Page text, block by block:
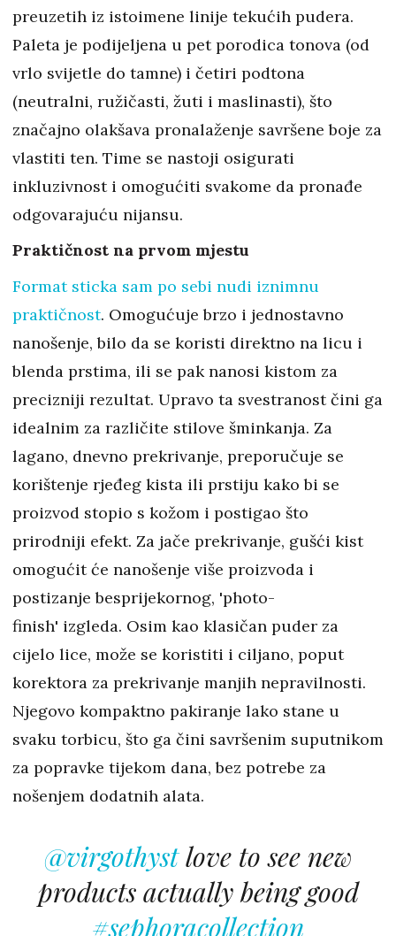
preuzetih iz istoimene linije tekućih pudera.
Paleta je podijeljena u pet porodica tonova (od
vrlo svijetle do tamne) i četiri podtona
(neutralni, ružičasti, žuti i maslinasti), što
značajno olakšava pronalaženje savršene boje za
vlastiti ten. Time se nastoji osigurati
inkluzivnost i omogućiti svakome da pronađe
odgovarajuću nijansu.
Praktičnost na prvom mjestu
Format sticka sam po sebi nudi iznimnu
praktičnost. Omogućuje brzo i jednostavno
nanošenje, bilo da se koristi direktno na licu i
blenda prstima, ili se pak nanosi kistom za
precizniji rezultat. Upravo ta svestranost čini ga
idealnim za različite stilove šminkanja. Za
lagano, dnevno prekrivanje, preporučuje se
korištenje rjeđeg kista ili prstiju kako bi se
proizvod stopio s kožom i postigao što
prirodniji efekt. Za jače prekrivanje, gušći kist
omogućit će nanošenje više proizvoda i
postizanje besprijekornog, 'photo-
finish' izgleda. Osim kao klasičan puder za
cijelo lice, može se koristiti i ciljano, poput
korektora za prekrivanje manjih nepravilnosti.
Njegovo kompaktno pakiranje lako stane u
svaku torbicu, što ga čini savršenim suputnikom
za popravke tijekom dana, bez potrebe za
nošenjem dodatnih alata.
@virgothystlove to see new
products actually being good
#sephoracollection